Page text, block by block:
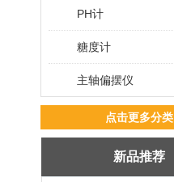
PH计
糖度计
主轴偏摆仪
点击更多分类
新品推荐